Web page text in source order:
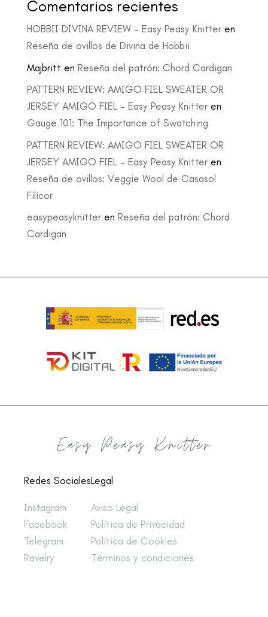
Comentarios recientes
HOBBII DIVINA REVIEW – Easy Peasy Knitteren
Reseña de ovillos de Divina de Hobbii
Majbritt en Reseña del patrón: Chord Cardigan
PATTERN REVIEW: AMIGO FIEL SWEATER OR
JERSEY AMIGO FIEL – Easy Peasy Knitteren
Gauge 101: The Importance of Swatching
PATTERN REVIEW: AMIGO FIEL SWEATER OR
JERSEY AMIGO FIEL – Easy Peasy Knitteren
Reseña de ovillos: Veggie Wool de Casasol
Filicor
easypeasyknitteren Reseña del patrón: Chord
Cardigan
Redes Sociales
Instagram
Facebook
Telegram
Ravelry
Legal
Aviso Legal
Política de Privacidad
Política de Cookies
Términos y condiciones